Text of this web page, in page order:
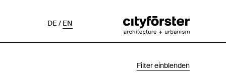
DE/EN
Filter einblenden